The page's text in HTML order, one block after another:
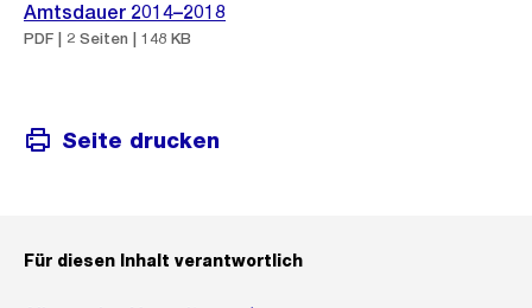
Amtsdauer 2014–2018
PDF | 2 Seiten | 148 KB
Seite drucken
Für diesen Inhalt verantwortlich